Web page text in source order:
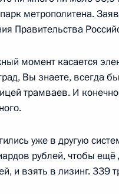
Москва, Кремль
с Наследным
Заидом Аль Нахайяном
года, понедельник
метрополитена.
Правительства
момент касается
Вы знаете, всегда
трамваев. И
уже в другую
рублей, чтобы
и взять в лизинг.